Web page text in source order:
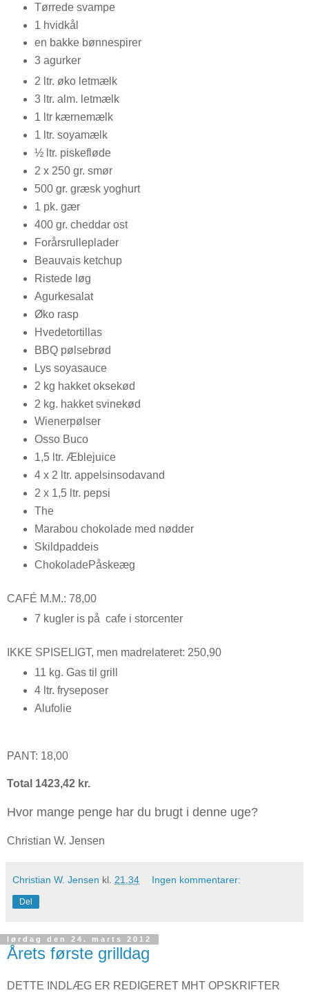
Tørrede svampe
1 hvidkål
en bakke bønnespirer
3 agurker
2 ltr. øko letmælk
3 ltr. alm. letmælk
1 ltr kærnemælk
1 ltr. soyamælk
½ ltr. piskefløde
2 x 250 gr. smør
500 gr. græsk yoghurt
1 pk. gær
400 gr. cheddar ost
Forårsrulleplader
Beauvais ketchup
Ristede løg
Agurkesalat
Øko rasp
Hvedetortillas
BBQ pølsebrød
Lys soyasauce
2 kg hakket oksekød
2 kg. hakket svinekød
Wienerpølser
Osso Buco
1,5 ltr. Æblejuice
4 x 2 ltr. appelsinsodavand
2 x 1,5 ltr. pepsi
The
Marabou chokolade med nødder
Skildpaddeis
ChokoladePåskeæg
CAFÉ M.M.: 78,00
7 kugler is på cafe i storcenter
IKKE SPISELIGT, men madrelateret: 250,90
11 kg. Gas til grill
4 ltr. fryseposer
Alufolie
PANT: 18,00
Total 1423,42 kr.
Hvor mange penge har du brugt i denne uge?
Christian W. Jensen
Christian W. Jensen kl. 21.34 Ingen kommentarer:
Del
lørdag den 24. marts 2012
Årets første grilldag
DETTE INDLÆG ER REDIGERET MHT OPSKRIFTER